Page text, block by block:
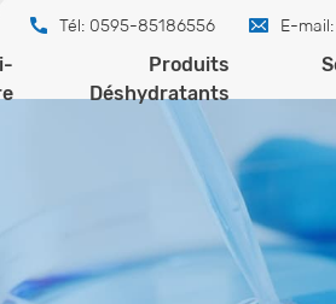
Tél: 0595-85186556 E-mail:
Produits
Déshydratants